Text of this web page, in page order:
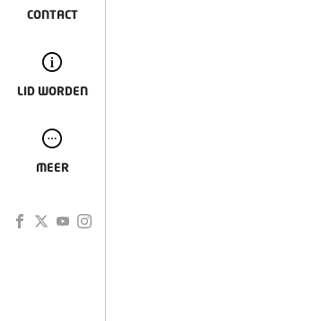
CONTACT
LID WORDEN
MEER